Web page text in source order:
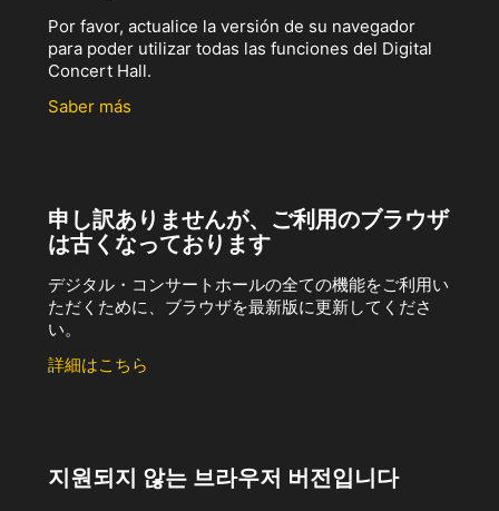
Por favor, actualice la versión de su navegador
para poder utilizar todas las funciones del Digital
Concert Hall.
Saber más
申し訳ありませんが、ご利用のブラウザ
は古くなっております
デジタル・コンサートホールの全ての機能をご利用い
ただくために、ブラウザを最新版に更新してくださ
い。
詳細はこちら
지원되지 않는 브라우저 버전입니다